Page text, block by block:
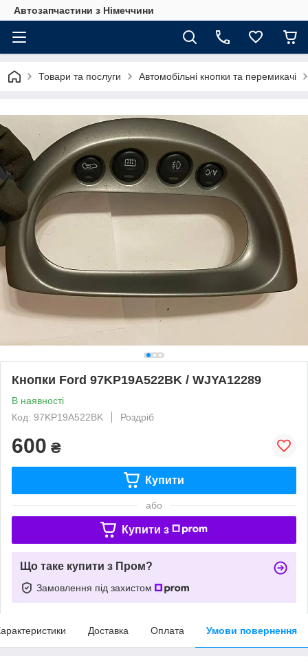
Автозапчастини з Німеччини
Товари та послуги Автомобільні кнопки та перемикачі
Кнопки Ford 97KP19A522BK / WJYA12289
В наявності
Код: 97KP19A522BK
Роздріб
600 ₴
Купити
або
Купити з
Що таке купити з Пром?
Замовлення під захистом
Доставка Оплата Умови повернення